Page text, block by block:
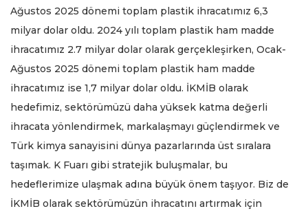
Ağustos 2025 dönemi toplam plastik ihracatımız 6,3
milyar dolar oldu. 2024 yılı toplam plastik ham madde
ihracatımız 2.7 milyar dolar olarak gerçekleşirken, Ocak-
Ağustos 2025 dönemi toplam plastik ham madde
ihracatımız ise 1,7 milyar dolar oldu. İKMİB olarak
hedefimiz, sektörümüzü daha yüksek katma değerli
ihracata yönlendirmek, markalaşmayı güçlendirmek ve
Türk kimya sanayisini dünya pazarlarında üst sıralara
taşımak. K Fuarı gibi stratejik buluşmalar, bu
hedeflerimize ulaşmak adına büyük önem taşıyor. Biz de
İKMİB olarak sektörümüzün ihracatını artırmak için